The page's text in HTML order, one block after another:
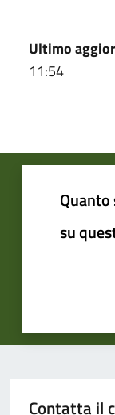
Ultimo
11:54
su
Contatta il